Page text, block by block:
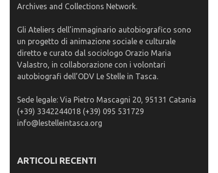
Archives and Collections Network.
Gli Ateliers dell’immaginario autobiografico sono
un progetto di animazione sociale e culturale
diretto e curato dal sociologo Orazio Maria
Valastro, in collaborazione con i volontari
autobiografi dell’ODV Le Stelle in Tasca.
Sede legale: Via Pietro Mascagni 20, 95131 Catania
(+39) 3342244018 (+39) 095 531729
info@lestelleintasca.org
ARTICOLI RECENTI